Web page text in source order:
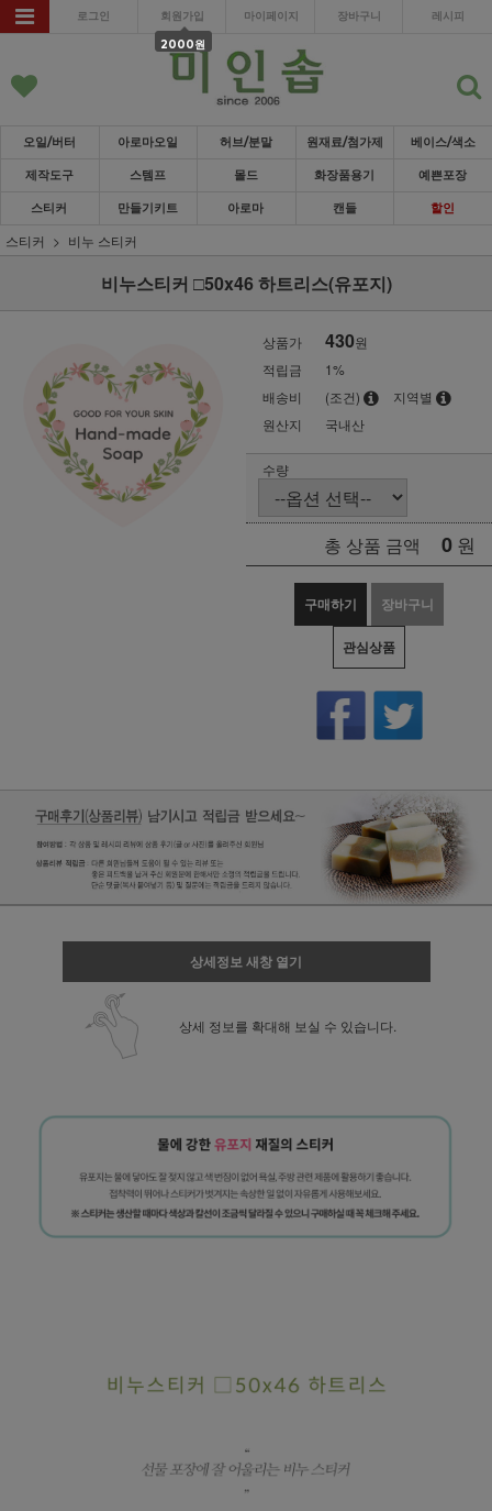
로그인 회원가입
2000원
마이페이지 장바구니 레시피
오일/버터 아로마오일 허브/분말 원재료/첨가제 베이스/색소
제작도구 스템프 몰드 화장품용기 예쁜포장
스티커 만들기키트 아로마 캔들 할인
스티커 비누 스티커
비누스티커 □50x46 하트리스(유포지)
상품가 430원
적립금
1%
배송비
(조건)
지역별
원산지
국내산
수량
총 상품 금액 0 원
구매하기 장바구니
관심상품
상세정보 새창 열기
상세 정보를 확대해 보실 수 있습니다.